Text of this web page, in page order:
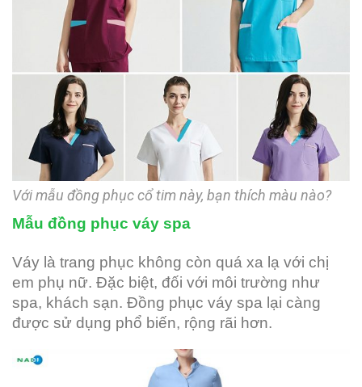
Với mẫu đồng phục cổ tim này, bạn thích màu nào?
Mẫu đồng phục váy spa
Váy là trang phục không còn quá xa lạ với chị
em phụ nữ. Đặc biệt, đối với môi trường như
spa, khách sạn. Đồng phục váy spa lại càng
được sử dụng phổ biến, rộng rãi hơn.